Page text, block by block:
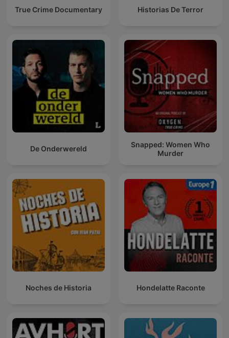
True Crime Documentary Historias De Terror
De Onderwereld
Snapped: Women Who
Murder
Noches de Historia Hondelatte Raconte